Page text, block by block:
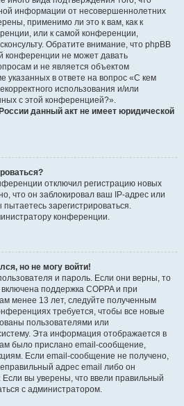
информации от несовершеннолетних
применимо ли это к вам, как к
или к самой конференции,
Обратите внимание, что phpBB
конференции не может давать
и не является объектом
указанных в ответе на вопрос «С кем
использования и/или
с этой конференцией?».
данный акт не имеет юридической
отключил регистрацию новых
что он заблокировал ваш IP-адрес или
зарегистрироваться.
конференции.
но не могу войти!
и пароль. Если они верны, то
поддержка COPPA и при
менее 13 лет, следуйте полученным
требуется, чтобы все новые
пользователями или
Эта информация отображается в
было прислано email-сообщение,
Если email-сообщение не получено,
адрес email либо он
вы уверены, что ввели правильный
с администратором.